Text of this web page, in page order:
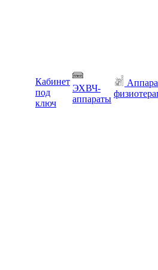
Кабинет
под
ключ
ЭХВЧ-
аппараты